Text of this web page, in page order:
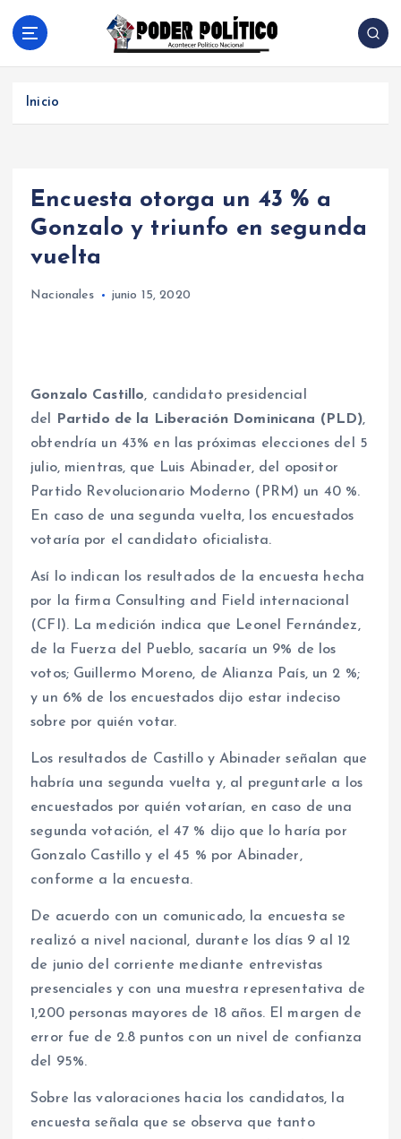
Acontecer Politico Nacional
Inicio
Encuesta otorga un 43 % a
Gonzalo y triunfo en segunda
vuelta
Nacionales junio 15, 2020
Gonzalo Castillo, candidato presidencial
del
Partido de la Liberación Dominicana (PLD),
obtendría un 43% en las próximas elecciones del 5
julio, mientras, que Luis Abinader, del opositor
Partido Revolucionario Moderno (PRM) un 40 %.
En caso de una segunda vuelta, los encuestados
votaría por el candidato oficialista.
Así lo indican los resultados de la encuesta hecha
por la firma Consulting and Field internacional
(CFI). La medición indica que Leonel Fernández,
de la Fuerza del Pueblo, sacaría un 9% de los
votos; Guillermo Moreno, de Alianza País, un 2 %;
y un 6% de los encuestados dijo estar indeciso
sobre por quién votar.
Los resultados de Castillo y Abinader señalan que
habría una segunda vuelta y, al preguntarle a los
encuestados por quién votarían, en caso de una
segunda votación, el 47 % dijo que lo haría por
Gonzalo Castillo y el 45 % por Abinader,
conforme a la encuesta.
De acuerdo con un comunicado, la encuesta se
realizó a nivel nacional, durante los días 9 al 12
de junio del corriente mediante entrevistas
presenciales y con una muestra representativa de
1,200 personas mayores de 18 años. El margen de
error fue de 2.8 puntos con un nivel de confianza
del 95%.
Sobre las valoraciones hacia los candidatos, la
encuesta señala que se observa que tanto